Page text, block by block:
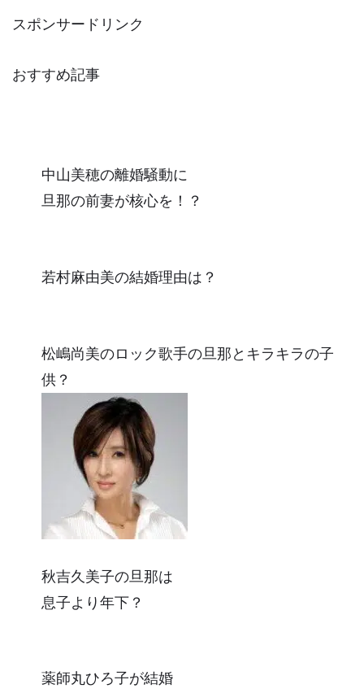
スポンサードリンク
おすすめ記事
中山美穂の離婚騒動に
旦那の前妻が核心を！？
若村麻由美の結婚理由は？
松嶋尚美のロック歌手の旦那とキラキラの子
供？
秋吉久美子の旦那は
息子より年下？
薬師丸ひろ子が結婚